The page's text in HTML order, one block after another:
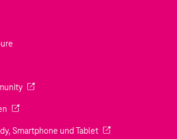
neuen Tab geöffnet)
(Wird in einem neuen Tab geöffnet)
(Wird in einem neuen Tab geöffnet)
Smartphone und Tablet(Wird in einem